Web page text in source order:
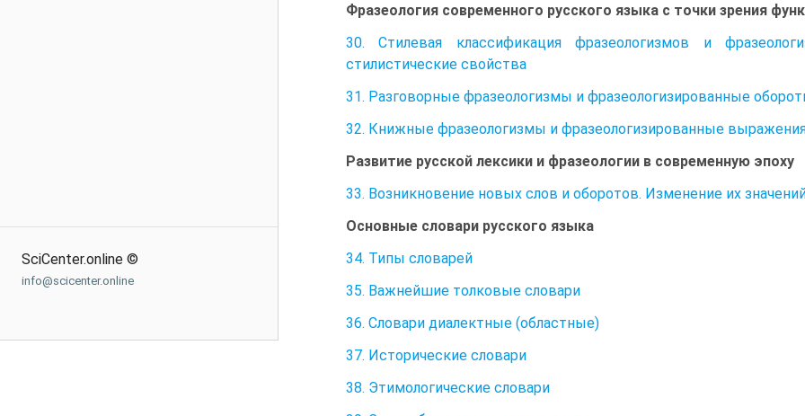
SciCenter.online ©
info@scicenter.online
Фразеология современного русского языка с точки зрения
30. Стилевая классификация фразеологизмов и
стилистические свойства
31. Разговорные фразеологизмы и фразеологизированные
32. Книжные фразеологизмы и фразеологизированные
Развитие русской лексики и фразеологии в современную эпоху
33. Возникновение новых слов и оборотов. Изменение их
Основные словари русского языка
34. Типы словарей
35. Важнейшие толковые словари
36. Словари диалектные (областные)
37. Исторические словари
38. Этимологические словари